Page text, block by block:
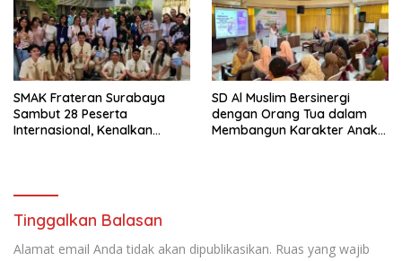
SMAK Frateran Surabaya
Sambut 28 Peserta
Internasional, Kenalkan
SD Al Muslim Bersinergi
dengan Orang Tua dalam
Membangun Karakter Anak
Tinggalkan Balasan
Alamat email Anda tidak akan dipublikasikan. Ruas yang wajib